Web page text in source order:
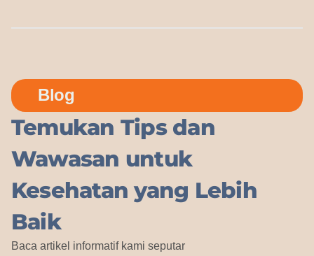
Blog
Temukan Tips dan
Wawasan untuk
Kesehatan yang Lebih
Baik
Baca artikel informatif kami seputar